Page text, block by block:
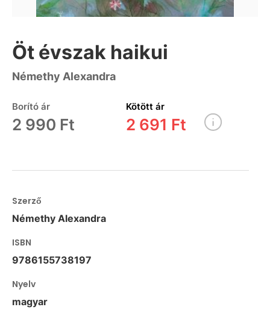
Öt évszak haikui
Némethy Alexandra
Borító ár
2 990 Ft
Kötött ár
2 691 Ft
Szerző
Némethy Alexandra
ISBN
9786155738197
Nyelv
magyar